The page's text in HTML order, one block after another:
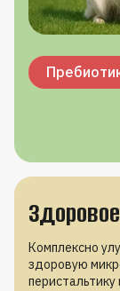
Витамин А
Витамин С
Цинк
Селен
Комплексно
здоровую